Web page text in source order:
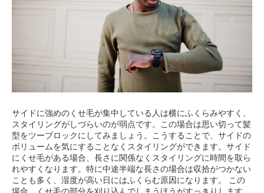
サイドに強めのくせ毛が集中している人は横にふくらみやすく、
スタイリングがしづらいのが弱点です。この場合は思い切って髪
型をツーブロックにしてみましょう。こうすることで、サイドの
ボリュームを気にすることなくスタイリングができます。サイド
にくせ毛がある場合、長さに関係なくスタイリングに時間を取ら
れやすくなります。特に中途半端な長さの場合は収拾がつかない
ことも多く、湿度が高い日にはふくらむ原因になります。 この
場合、くせ毛の部分を刈り込んでしまうほうがすっきりします